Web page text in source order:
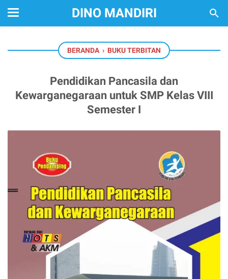
DINO MANDIRI
BERANDA › BUKU TERBITAN
Pendidikan Pancasila dan
Kewarganegaraan untuk SMP Kelas VIII
Semester I